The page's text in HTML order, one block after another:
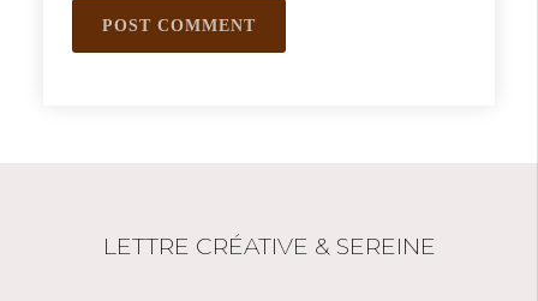
LETTRE CRÉATIVE & SEREINE